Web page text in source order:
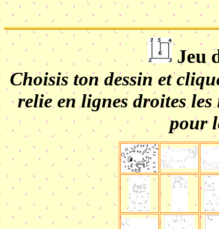
Jeu
Choisis ton dessin et
relie en lignes droites
pour